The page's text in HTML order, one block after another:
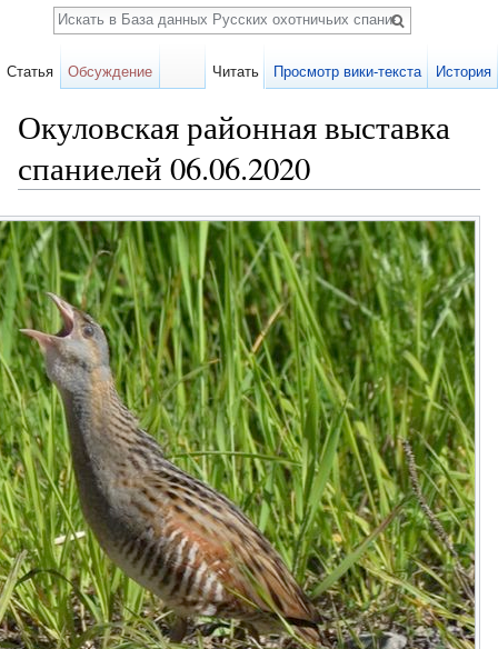
Окуловская районная выставка
спаниелей 06.06.2020
Статья Обсуждение Читать Просмотр вики-текста История
Поиск